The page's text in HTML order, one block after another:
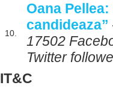
10.
Oana
candideaza”
17502
Twitter
IT&C